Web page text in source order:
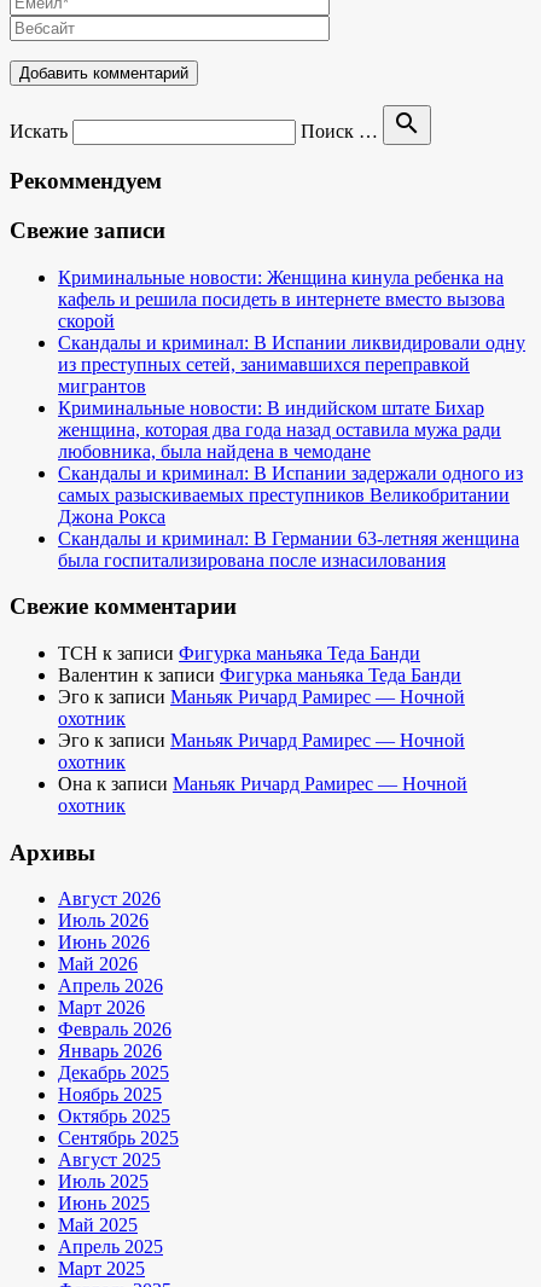
Искать Поиск … search
Рекоммендуем
Свежие записи
Криминальные новости: Женщина кинула ребенка на
кафель и решила посидеть в интернете вместо вызова
скорой
Скандалы и криминал: В Испании ликвидировали одну
из преступных сетей, занимавшихся переправкой
мигрантов
Криминальные новости: В индийском штате Бихар
женщина, которая два года назад оставила мужа ради
любовника, была найдена в чемодане
Скандалы и криминал: В Испании задержали одного из
самых разыскиваемых преступников Великобритании
Джона Рокса
Скандалы и криминал: В Германии 63-летняя женщина
была госпитализирована после изнасилования
Свежие комментарии
TCH к записи Фигурка маньяка Теда Банди
Валентин к записи Фигурка маньяка Теда Банди
Эго к записи Маньяк Ричард Рамирес — Ночной
охотник
Эго к записи Маньяк Ричард Рамирес — Ночной
охотник
Она к записи Маньяк Ричард Рамирес — Ночной
охотник
Архивы
Август 2026
Июль 2026
Июнь 2026
Май 2026
Апрель 2026
Март 2026
Февраль 2026
Январь 2026
Декабрь 2025
Ноябрь 2025
Октябрь 2025
Сентябрь 2025
Август 2025
Июль 2025
Июнь 2025
Май 2025
Апрель 2025
Март 2025